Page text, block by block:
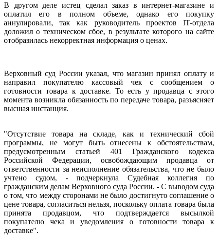
В другом деле истец сделал заказ в интернет-магазине и
оплатил его в полном объеме, однако его покупку
аннулировали, так как руководитель проектов IT-отдела
доложил о техническом сбое, в результате которого на сайте
отобразилась некорректная информация о ценах.
Верховный суд России указал, что магазин принял оплату и
направил покупателю кассовый чек с сообщением о
готовности товара к доставке. То есть у продавца с этого
момента возникла обязанность по передаче товара, разъясняет
высшая инстанция.
"Отсутствие товара на складе, как и технический сбой
программы, не могут быть отнесены к обстоятельствам,
предусмотренным статьей 401 Гражданского кодекса
Российской Федерации, освобождающим продавца от
ответственности за неисполнение обязательства, что не было
учтено судом, - подчеркнула Судебная коллегия по
гражданским делам Верховного суда России. - С выводом суда
о том, что между сторонами не было достигнуто соглашение о
цене товара, согласиться нельзя, поскольку оплата товара была
принята продавцом, что подтверждается высылкой
покупателю чека и уведомления о готовности товара к
доставке".